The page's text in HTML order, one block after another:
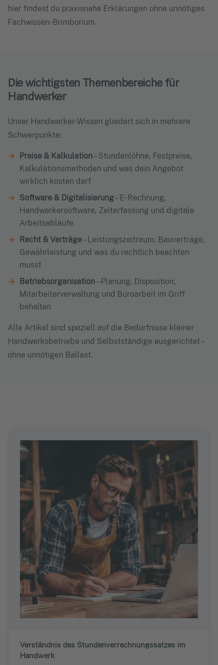
hier findest du praxisnahe Erklärungen ohne unnötiges
Fachwissen-Brimborium.
Die wichtigsten Themenbereiche für
Handwerker
Unser Handwerker-Wissen gliedert sich in mehrere
Schwerpunkte:
Preise & Kalkulation– Stundenlöhne, Festpreise,
Kalkulationsmethoden und was dein Angebot
wirklich kosten darf
Software & Digitalisierung– E-Rechnung,
Handwerkersoftware, Zeiterfassung und digitale
Arbeitsabläufe
Recht & Verträge– Leistungszeitraum, Bauverträge,
Gewährleistung und was du rechtlich beachten
musst
Betriebsorganisation– Planung, Disposition,
Mitarbeiterverwaltung und Büroarbeit im Griff
behalten
Alle Artikel sind speziell auf die Bedürfnisse kleiner
Handwerksbetriebe und Selbstständige ausgerichtet –
ohne unnötigen Ballast.
Verständnis des Stundenverrechnungssatzes im
Handwerk